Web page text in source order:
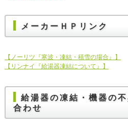
メーカーＨＰリンク
【ノーリツ『寒波・凍結・積雪の場合』】
【リンナイ『給湯器凍結について』】
給湯器の凍結・機器の
合わせ